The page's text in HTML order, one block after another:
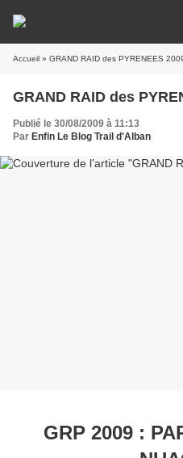
Accueil » GRAND RAID des PYRENEES
GRAND RAID des
Publié le 30/08/2009 à 11:13
Par Enfin Le Blog Trail d'Alban
GRP 2009 :